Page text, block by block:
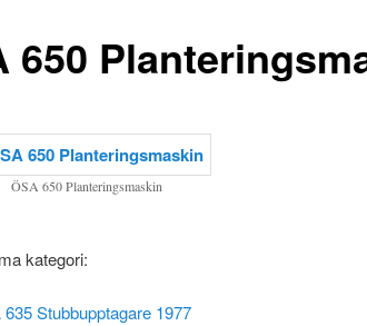
650
ÖSA 650 Planteringsmaskin
kategori:
Stubbupptagare 1977